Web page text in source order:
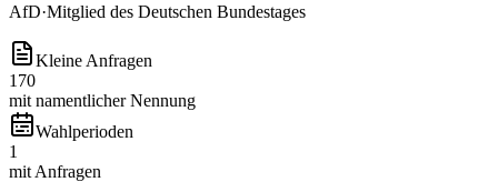
AfD·Mitglied des Deutschen Bundestages
Kleine Anfragen
170
mit namentlicher Nennung
Wahlperioden
1
mit Anfragen